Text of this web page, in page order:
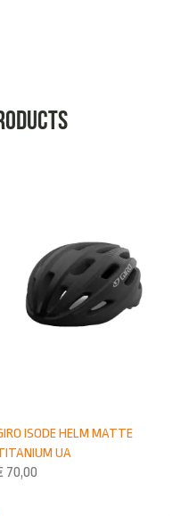
ISODE HELM MATTE
UA
70,00